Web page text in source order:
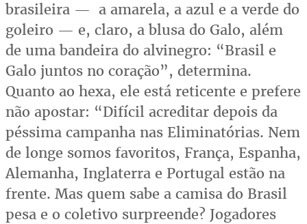
brasileira — a amarela, a azul e a verde do
goleiro — e, claro, a blusa do Galo, além
de uma bandeira do alvinegro: “Brasil e
Galo juntos no coração”, determina.
Quanto ao hexa, ele está reticente e prefere
não apostar: “Difícil acreditar depois da
péssima campanha nas Eliminatórias. Nem
de longe somos favoritos, França, Espanha,
Alemanha, Inglaterra e Portugal estão na
frente. Mas quem sabe a camisa do Brasil
pesa e o coletivo surpreende? Jogadores